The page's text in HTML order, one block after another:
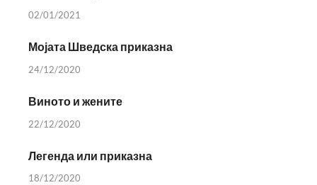
02/01/2021
Мојата Шведска приказна
24/12/2020
Виното и жените
22/12/2020
Легенда или приказна
18/12/2020